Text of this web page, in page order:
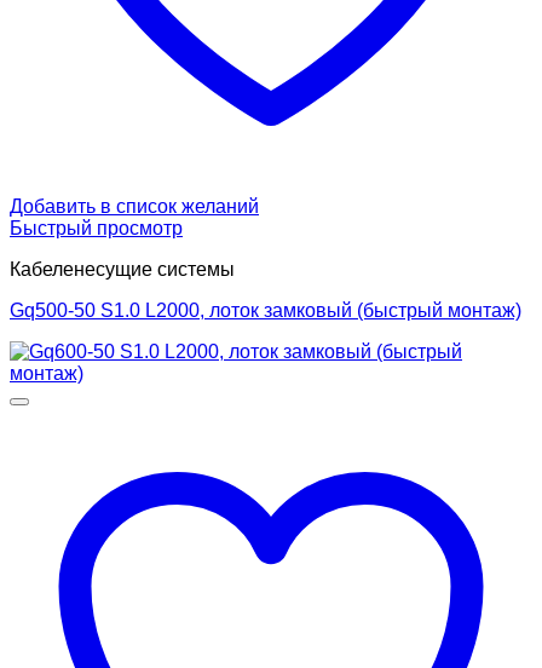
Добавить в список желаний
Быстрый просмотр
Кабеленесущие системы
Gq500-50 S1.0 L2000, лоток замковый (быстрый монтаж)